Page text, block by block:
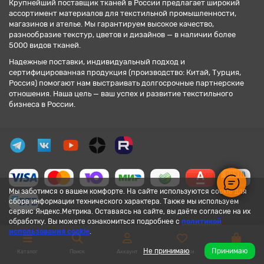
Мы заботимся о вашем комфорте. На сайте используются cookie для
сбора информации технического характера. Также мы используем
сервис Яндекс.Метрика. Оставаясь на сайте, вы даёте согласие на их
обработку. Вы можете ознакомиться подробнее с политикой
использования cookie.
Не принимаю Принимаю
Крупнейший поставщик тканей в России предлагает широкий
ассортимент материалов для текстильной промышленности,
магазинов и ателье. Мы гарантируем высокое качество,
разнообразие текстур, цветов и дизайнов — в наличии более
5000 видов тканей.
Надежные поставки, индивидуальный подход и
сертифицированная продукция (производство: Китай, Турция,
Россия) помогают нам выстраивать долгосрочные партнерские
отношения. Наша цель — ваш успех и развитие текстильного
бизнеса в России.
Каталог Поиск Аккаунт Закладки Корзина